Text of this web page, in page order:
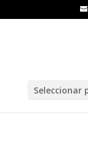
Seleccionar